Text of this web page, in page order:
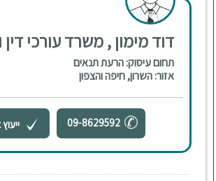
דוד מימון , משרד עורכי דין
תחום עיסוק: הרעת תנאים
אזור: השרון, חיפה והצפון
09-8629592